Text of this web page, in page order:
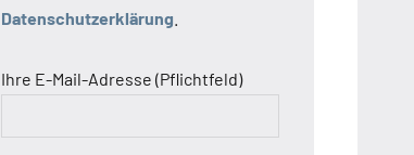
Datenschutzerklärung
Ihre E-Mail-Adresse (Pflichtfeld)